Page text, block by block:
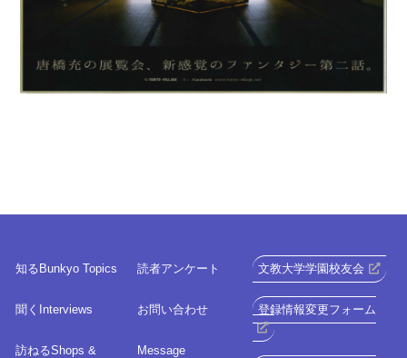
知る Bunkyo Topics
聞く Interviews
訪ねるShops &
読者アンケート
お問い合わせ
Message
文教大学学園校友会
登録情報変更フォーム